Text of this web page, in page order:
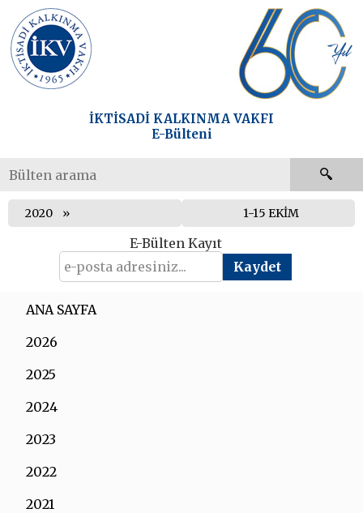
İKTİSADİ KALKINMA VAKFI
E-Bülteni
2020 1-15 EKİM
E-Bülten Kayıt
ANA SAYFA
2026
2025
2024
2023
2022
2021